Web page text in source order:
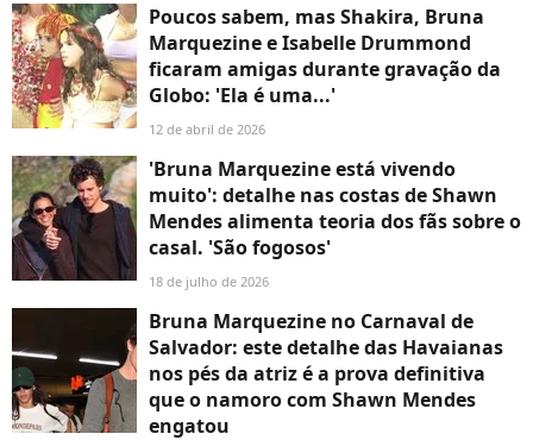
Poucos sabem, mas Shakira, Bruna
Marquezine e Isabelle Drummond
ficaram amigas durante gravação da
Globo: 'Ela é uma...'
12 de abril de 2026
'Bruna Marquezine está vivendo
muito': detalhe nas costas de Shawn
Mendes alimenta teoria dos fãs sobre o
casal. 'São fogosos'
18 de julho de 2026
Bruna Marquezine no Carnaval de
Salvador: este detalhe das Havaianas
nos pés da atriz é a prova definitiva
que o namoro com Shawn Mendes
engatou